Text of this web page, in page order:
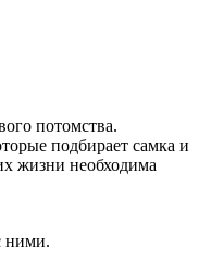
потомства.
подбирает самка и
жизни необходима
ними.